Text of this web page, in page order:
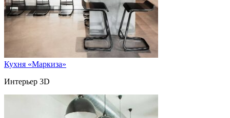
Кухня «Маркиза»
Интерьер 3D